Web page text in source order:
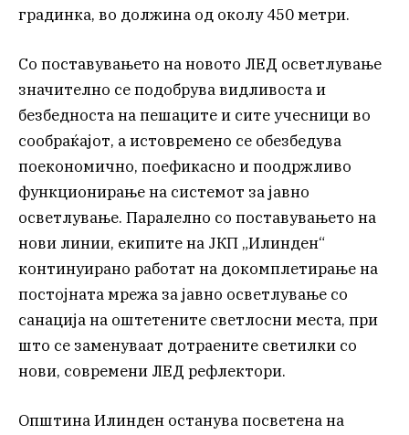
градинка, во должина од околу 450 метри.
Со поставувањето на новото ЛЕД осветлување
значително се подобрува видливоста и
безбедноста на пешаците и сите учесници во
сообраќајот, а истовремено се обезбедува
поекономично, поефикасно и поодржливо
функционирање на системот за јавно
осветлување. Паралелно со поставувањето на
нови линии, екипите на ЈКП „Илинден“
континуирано работат на докомплетирање на
постојната мрежа за јавно осветлување со
санација на оштетените светлосни места, при
што се заменуваат дотраените светилки со
нови, современи ЛЕД рефлектори.
Општина Илинден останува посветена на